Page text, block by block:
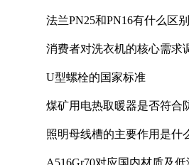
法兰PN25和PN16有什么区别
消费者对洗衣机的核心需求
U型螺栓的国家标准
煤矿用电热取暖器是否符合
照明母线槽的主要作用是什
A516Gr70对应国内材质及